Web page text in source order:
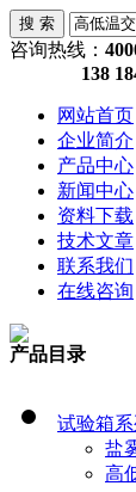
咨询热线：
138 1846
网站首页
企业简介
产品中心
新闻中心
资料下载
技术文章
联系我们
在线咨询
产品目录
试验箱系
盐
高